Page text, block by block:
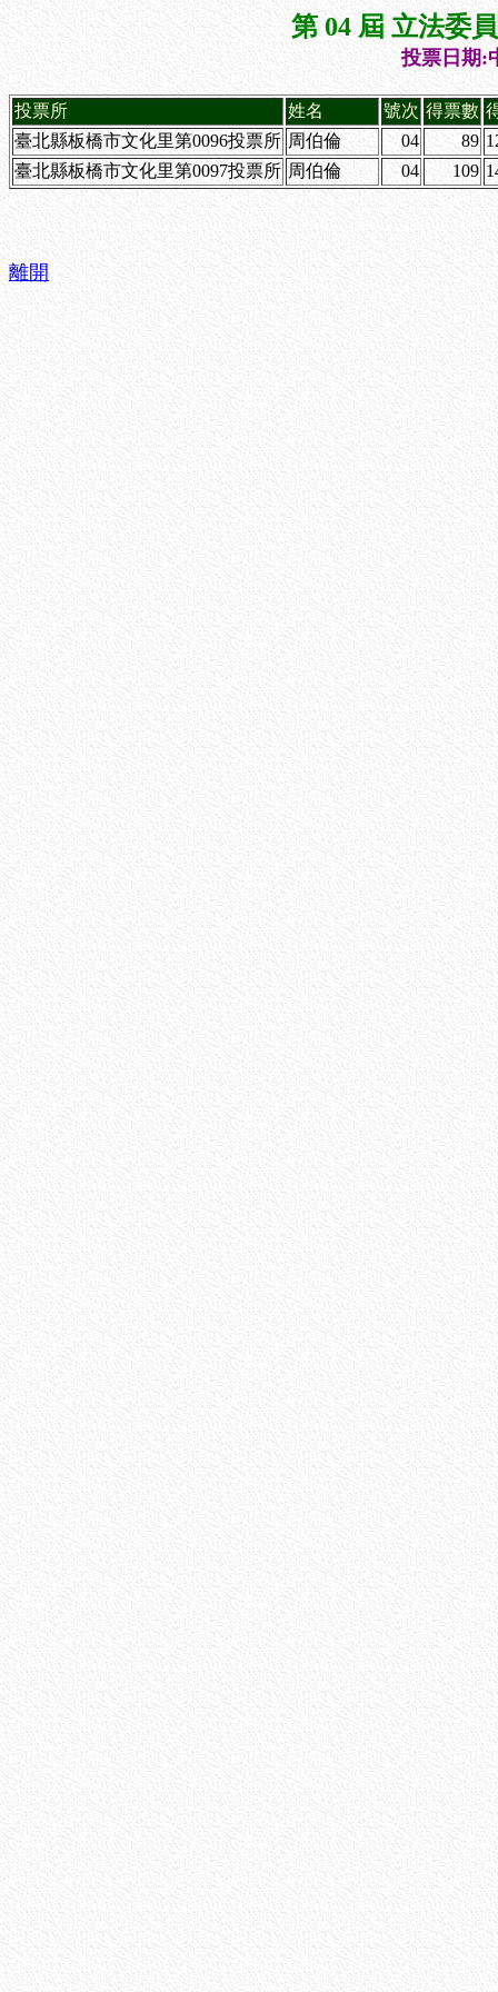
第 04 屆 立法委
投票日期:
投票所 姓名 號次 得票數
臺北縣板橋市文化里第0096投票所 周伯倫 04 89
臺北縣板橋市文化里第0097投票所 周伯倫 04 109
離開